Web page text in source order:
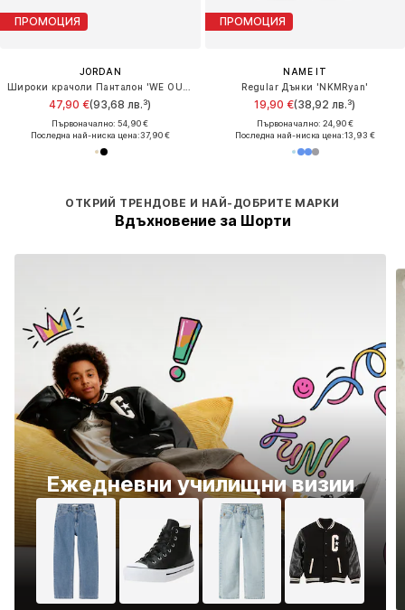
ПРОМОЦИЯ
JORDAN
47,90 €(93,68 лв.³)
Първоначално: 54,90 €
Последна най-ниска цена:37,90 €
ПРОМОЦИЯ
NAME IT
Regular Дънки 'NKMRyan'
19,90 €(38,92 лв.³)
Първоначално: 24,90 €
Последна най-ниска цена:13,93 €
ОТКРИЙ ТРЕНДОВЕ И НАЙ-ДОБРИТЕ МАРКИ
Вдъхновение за Шорти
Ежедневни училищни визии